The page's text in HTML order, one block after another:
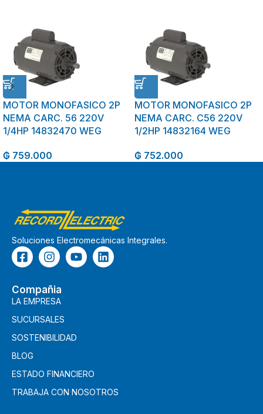
MOTOR MONOFASICO 2P
NEMA CARC. 56 220V
1/4HP 14832470 WEG
₲ 759.000
MOTOR MONOFASICO 2P
NEMA CARC. C56 220V
1/2HP 14832164 WEG
₲ 752.000
Soluciones Electromecánicas Integrales.
Compañia
LA EMPRESA
SUCURSALES
SOSTENIBILIDAD
BLOG
ESTADO FINANCIERO
TRABAJA CON NOSOTROS